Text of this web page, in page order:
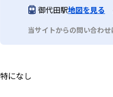
御代田駅地図を見る
当サイトからの問い合わ
特になし